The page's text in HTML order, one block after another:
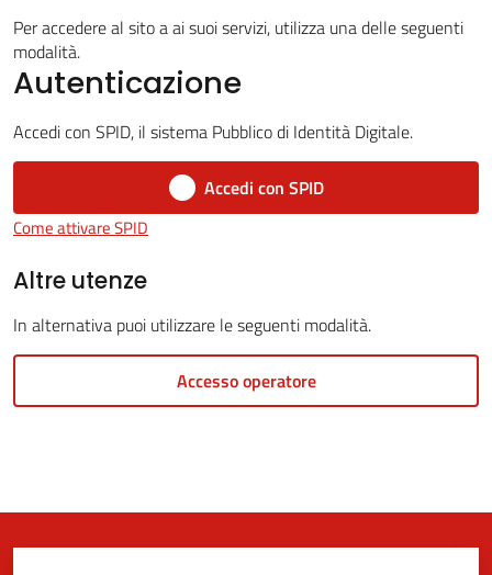
Casalfiumanese
on-
gli
Per accedere al sito a ai suoi servizi, utilizza una delle seguenti
modalità.
Autenticazione
Accedi con SPID, il sistema Pubblico di Identità Digitale.
Accedi con SPID
Come attivare SPID
Altre utenze
In alternativa puoi utilizzare le seguenti modalità.
Accesso operatore